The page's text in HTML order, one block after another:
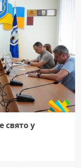
свято у